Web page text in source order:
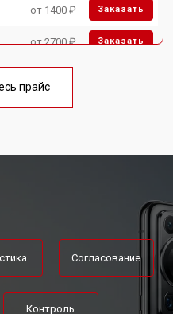
от 1400 ₽ Заказать
от 2700 ₽ Заказать
от 3200 ₽
прайс
Согласование
Контроль